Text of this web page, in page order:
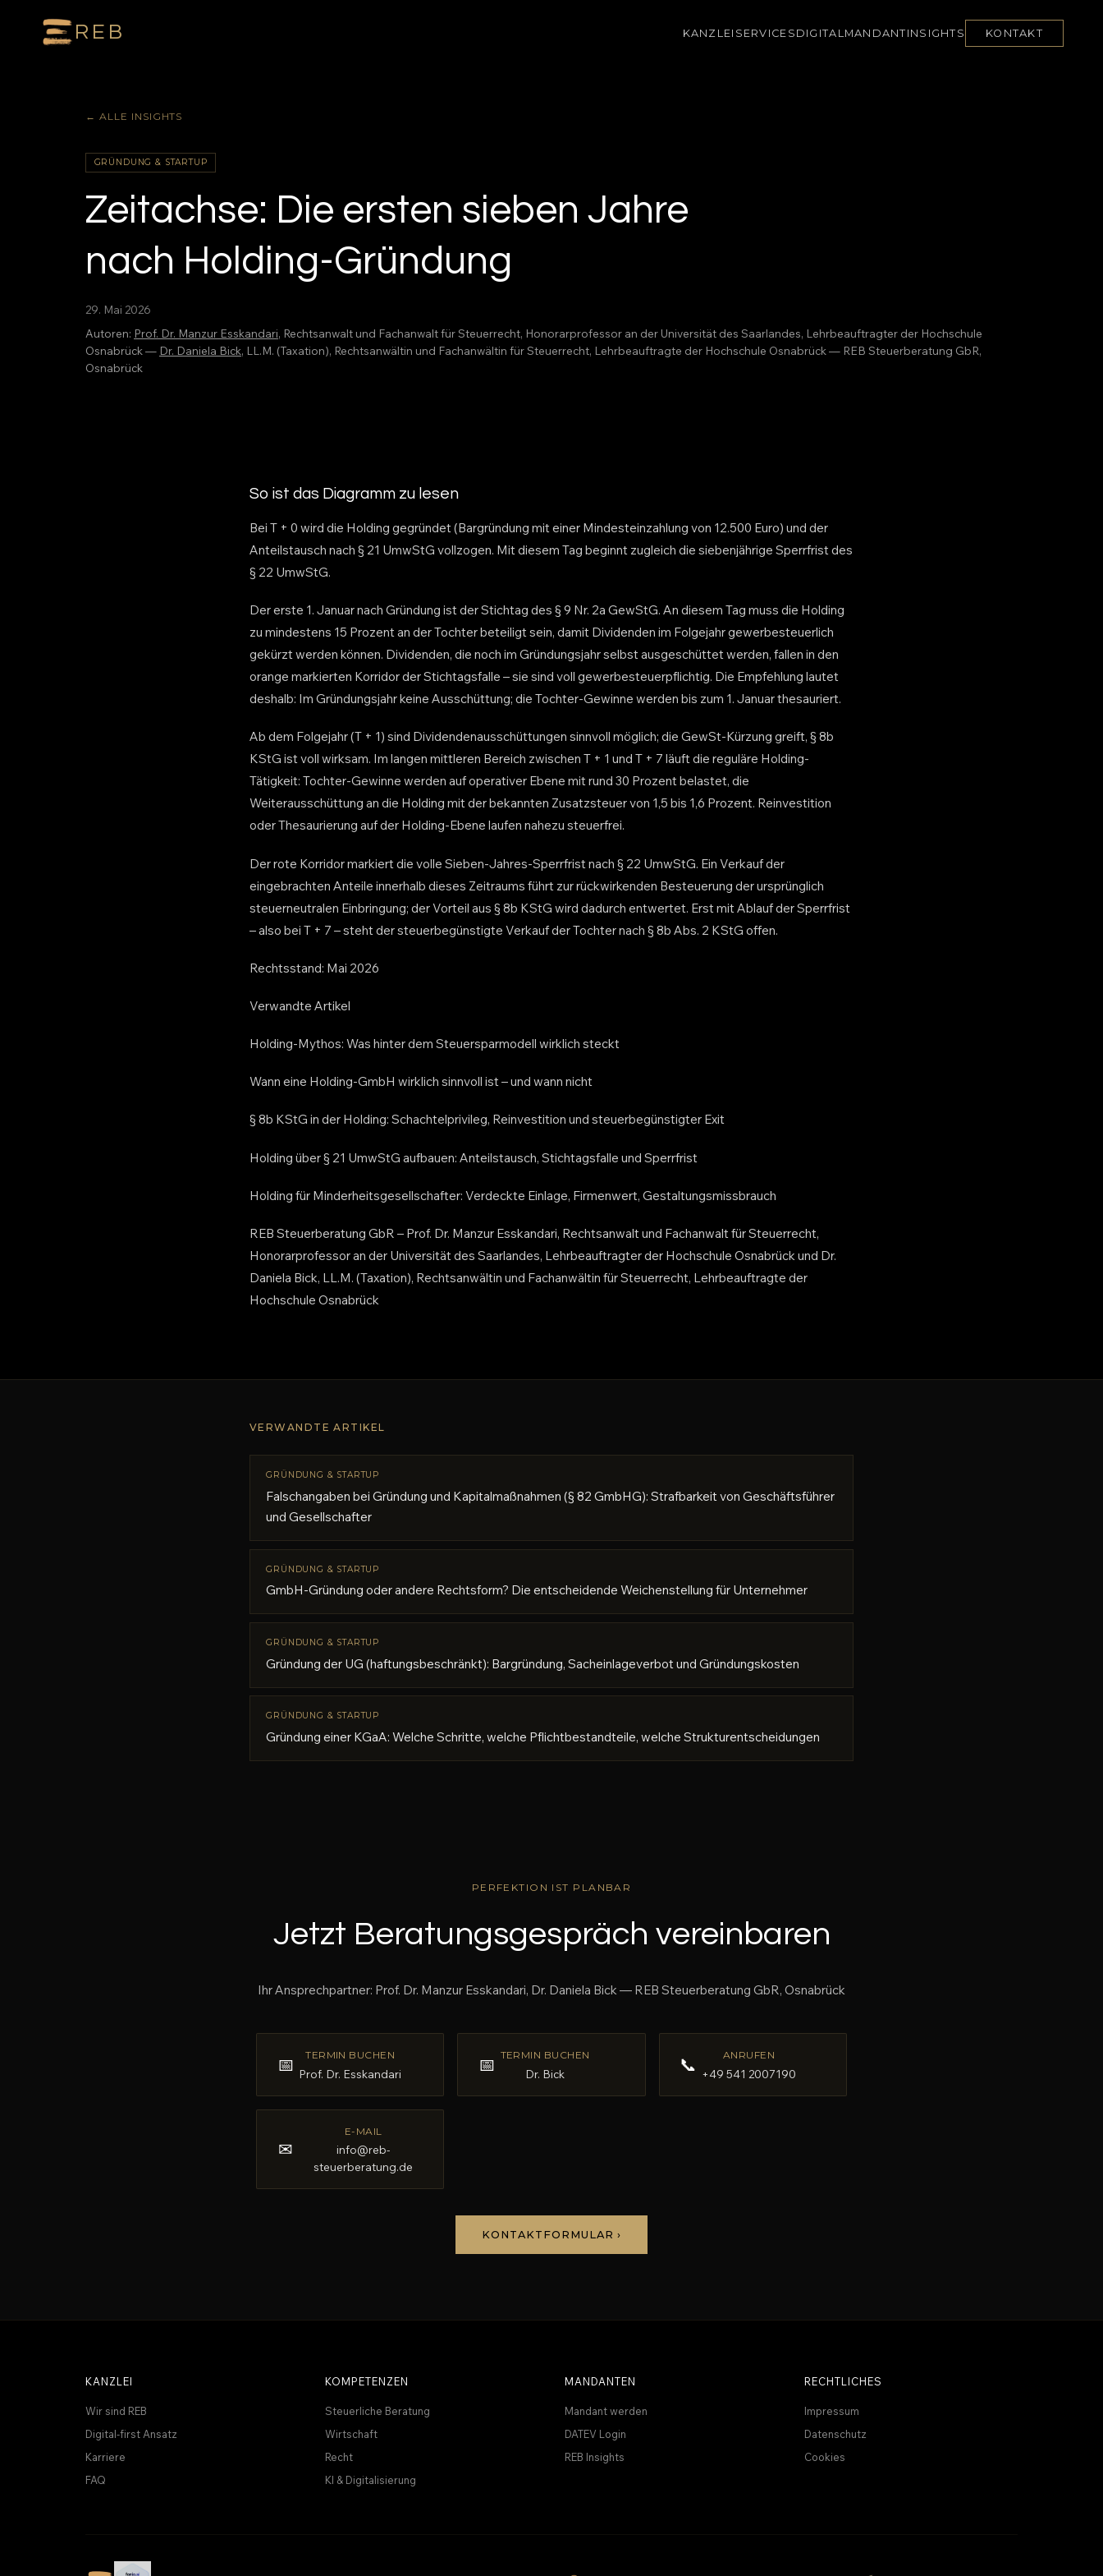
REB KANZLEI SERVICES DIGITAL MANDANT INSIGHTS KONTAKT
← ALLE INSIGHTS
GRÜNDUNG & STARTUP
Zeitachse: Die ersten sieben Jahre
nach Holding-Gründung
29. Mai 2026
Autoren: Prof. Dr. Manzur Esskandari, Rechtsanwalt und Fachanwalt für Steuerrecht, Honorarprofessor an der Universität des Saarlandes, Lehrbeauftragter der Hochschule
Osnabrück — Dr. Daniela Bick, LL.M. (Taxation), Rechtsanwältin und Fachanwältin für Steuerrecht, Lehrbeauftragte der Hochschule Osnabrück — REB Steuerberatung GbR,
Osnabrück
So ist das Diagramm zu lesen
Bei T + 0 wird die Holding gegründet (Bargründung mit einer Mindesteinzahlung von 12.500 Euro) und der
Anteilstausch nach § 21 UmwStG vollzogen. Mit diesem Tag beginnt zugleich die siebenjährige Sperrfrist des
§ 22 UmwStG.
Der erste 1. Januar nach Gründung ist der Stichtag des § 9 Nr. 2a GewStG. An diesem Tag muss die Holding
zu mindestens 15 Prozent an der Tochter beteiligt sein, damit Dividenden im Folgejahr gewerbesteuerlich
gekürzt werden können. Dividenden, die noch im Gründungsjahr selbst ausgeschüttet werden, fallen in den
orange markierten Korridor der Stichtagsfalle – sie sind voll gewerbesteuerpflichtig. Die Empfehlung lautet
deshalb: Im Gründungsjahr keine Ausschüttung; die Tochter-Gewinne werden bis zum 1. Januar thesauriert.
Ab dem Folgejahr (T + 1) sind Dividendenausschüttungen sinnvoll möglich; die GewSt-Kürzung greift, § 8b
KStG ist voll wirksam. Im langen mittleren Bereich zwischen T + 1 und T + 7 läuft die reguläre Holding-
Tätigkeit: Tochter-Gewinne werden auf operativer Ebene mit rund 30 Prozent belastet, die
Weiterausschüttung an die Holding mit der bekannten Zusatzsteuer von 1,5 bis 1,6 Prozent. Reinvestition
oder Thesaurierung auf der Holding-Ebene laufen nahezu steuerfrei.
Der rote Korridor markiert die volle Sieben-Jahres-Sperrfrist nach § 22 UmwStG. Ein Verkauf der
eingebrachten Anteile innerhalb dieses Zeitraums führt zur rückwirkenden Besteuerung der ursprünglich
steuerneutralen Einbringung; der Vorteil aus § 8b KStG wird dadurch entwertet. Erst mit Ablauf der Sperrfrist
– also bei T + 7 – steht der steuerbegünstigte Verkauf der Tochter nach § 8b Abs. 2 KStG offen.
Rechtsstand: Mai 2026
Verwandte Artikel
Holding-Mythos: Was hinter dem Steuersparmodell wirklich steckt
Wann eine Holding-GmbH wirklich sinnvoll ist – und wann nicht
§ 8b KStG in der Holding: Schachtelprivileg, Reinvestition und steuerbegünstigter Exit
Holding über § 21 UmwStG aufbauen: Anteilstausch, Stichtagsfalle und Sperrfrist
Holding für Minderheitsgesellschafter: Verdeckte Einlage, Firmenwert, Gestaltungsmissbrauch
REB Steuerberatung GbR – Prof. Dr. Manzur Esskandari, Rechtsanwalt und Fachanwalt für Steuerrecht,
Honorarprofessor an der Universität des Saarlandes, Lehrbeauftragter der Hochschule Osnabrück und Dr.
Daniela Bick, LL.M. (Taxation), Rechtsanwältin und Fachanwältin für Steuerrecht, Lehrbeauftragte der
Hochschule Osnabrück
VERWANDTE ARTIKEL
GRÜNDUNG & STARTUP
Falschangaben bei Gründung und Kapitalmaßnahmen (§ 82 GmbHG): Strafbarkeit von Geschäftsführer
und Gesellschafter
GRÜNDUNG & STARTUP
GmbH-Gründung oder andere Rechtsform? Die entscheidende Weichenstellung für Unternehmer
GRÜNDUNG & STARTUP
Gründung der UG (haftungsbeschränkt): Bargründung, Sacheinlageverbot und Gründungskosten
GRÜNDUNG & STARTUP
Gründung einer KGaA: Welche Schritte, welche Pflichtbestandteile, welche Strukturentscheidungen
PERFEKTION IST PLANBAR
Jetzt Beratungsgespräch vereinbaren
Ihr Ansprechpartner: Prof. Dr. Manzur Esskandari, Dr. Daniela Bick — REB Steuerberatung GbR, Osnabrück
📅 TERMIN BUCHEN
Prof. Dr. Esskandari 📅 TERMIN BUCHEN
Dr. Bick 📞 ANRUFEN
+49 541 2007190
✉
E-MAIL
info@reb-
steuerberatung.de
KONTAKTFORMULAR ›
KANZLEI
Wir sind REB
Digital-first Ansatz
Karriere
FAQ
KOMPETENZEN
Steuerliche Beratung
Wirtschaft
Recht
KI & Digitalisierung
MANDANTEN
Mandant werden
DATEV Login
REB Insights
RECHTLICHES
Impressum
Datenschutz
Cookies